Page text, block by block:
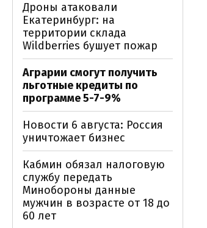
Дроны атаковали
Екатеринбург: на
территории склада
Wildberries бушует пожар
Аграрии смогут получить
льготные кредиты по
программе 5-7-9%
Новости 6 августа: Россия
уничтожает бизнес
Кабмин обязал налоговую
службу передать
Минобороны данные
мужчин в возрасте от 18 до
60 лет